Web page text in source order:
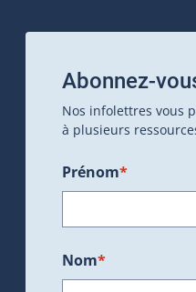
Abonnez-
Nos infolettres vous
à plusieurs
Prénom*
Nom*